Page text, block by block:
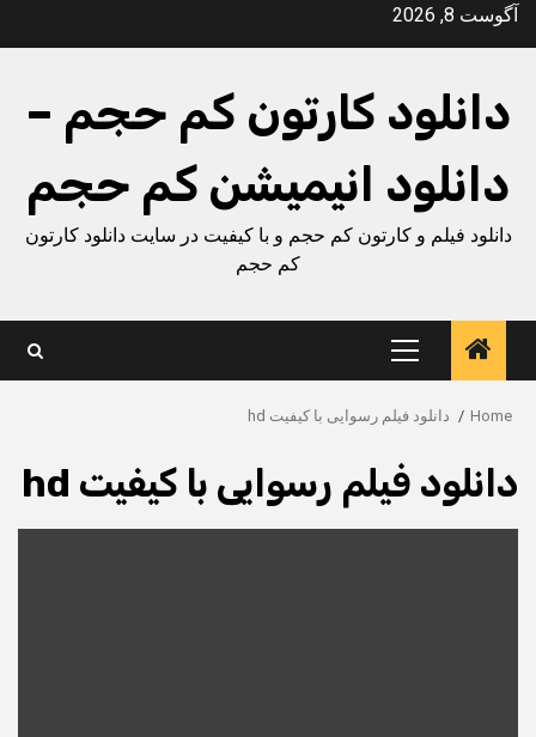
Skipآگوست 8, 2026
دانلود کارتون کم حجم –
دانلود انیمیشن کم حجم
دانلود فیلم و کارتون کم حجم و با کیفیت در سایت دانلود کارتون
کم حجم
Primary
Menu
Home دانلود فیلم رسوایی با کیفیت hd
دانلود فیلم رسوایی با کیفیت hd